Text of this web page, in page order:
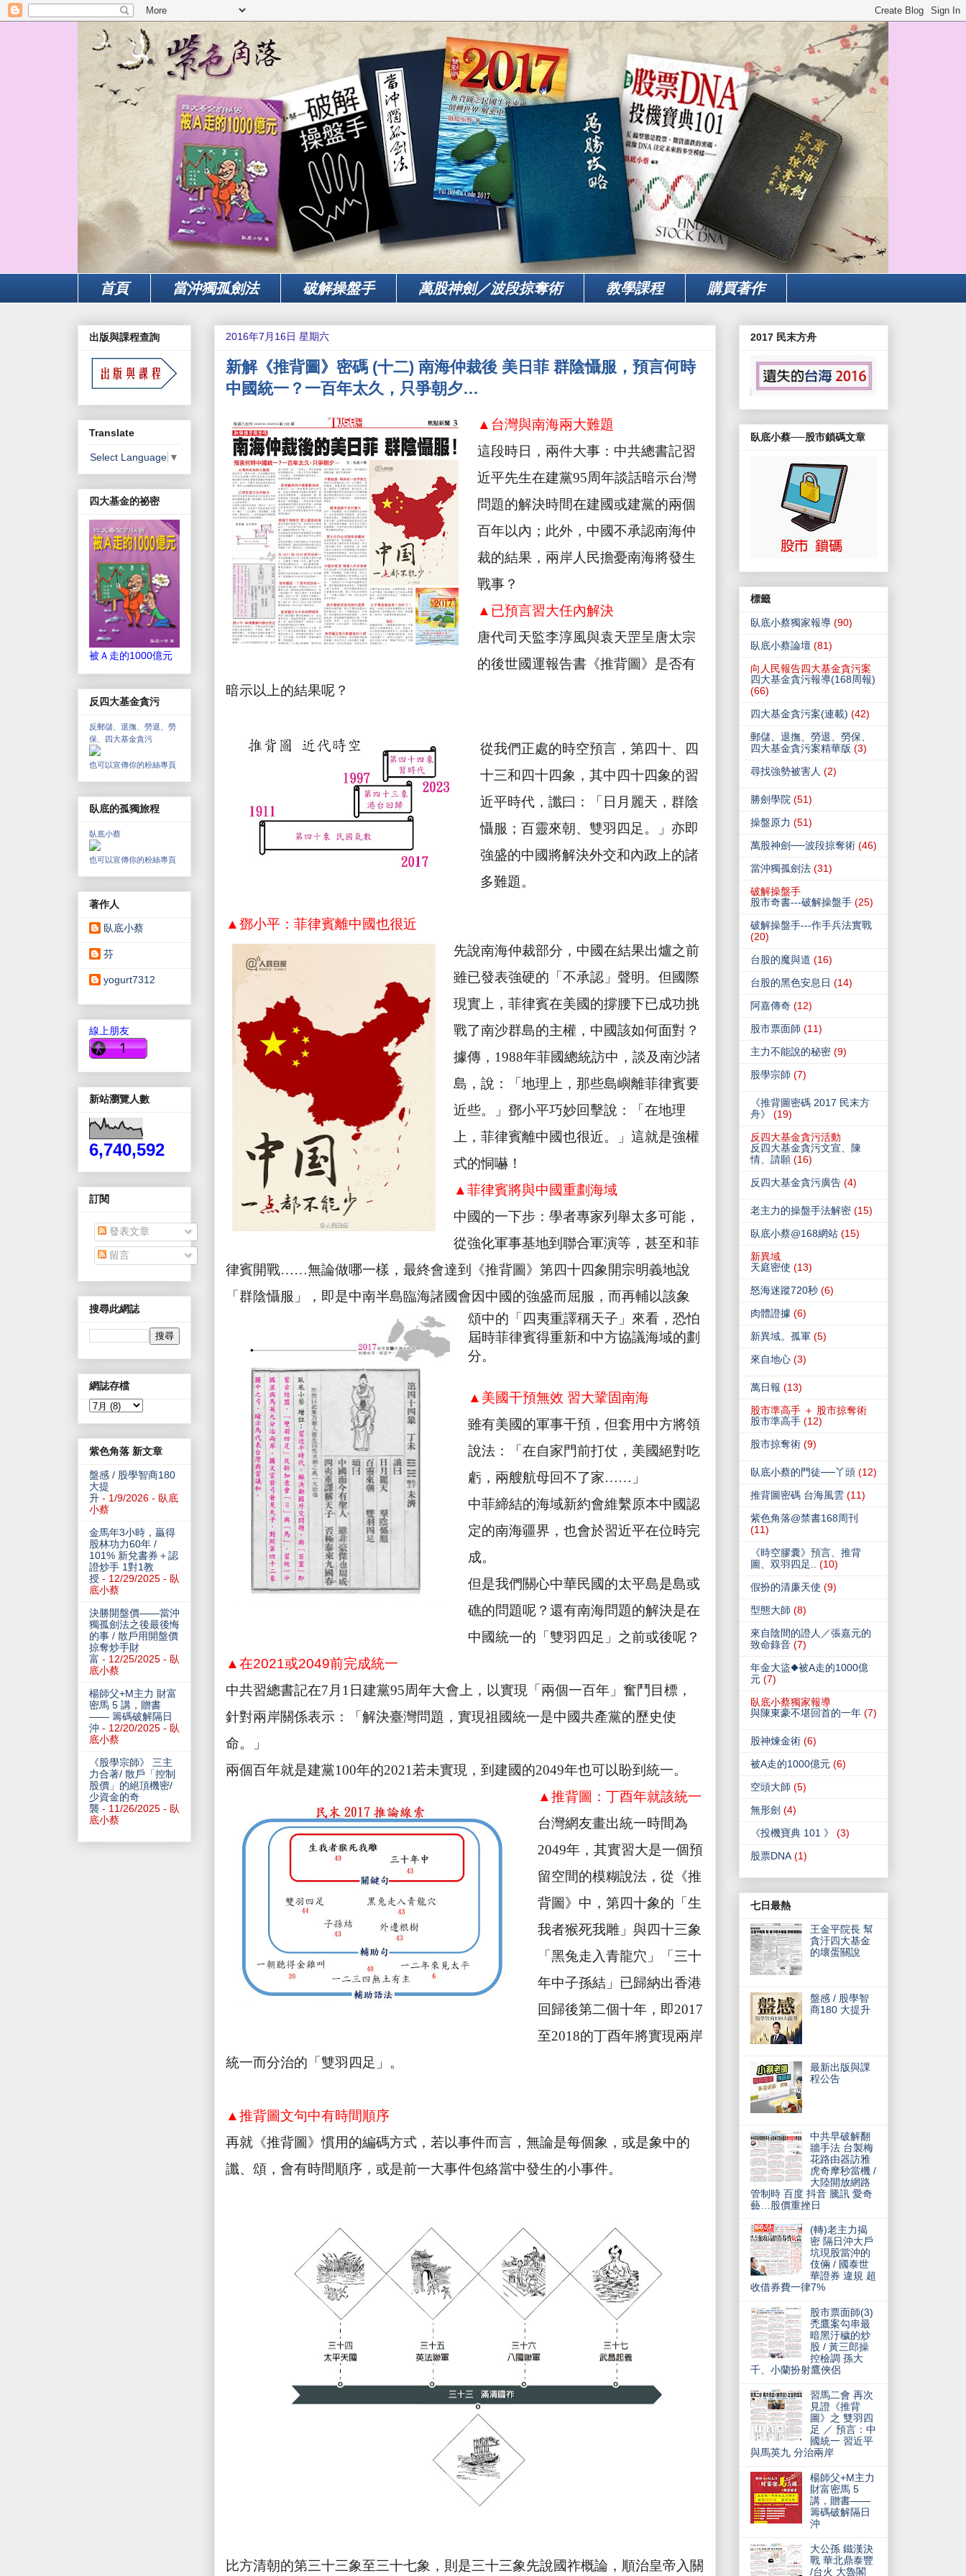
首頁 當沖獨孤劍法 破解操盤手 萬股神劍／波段掠奪術 教學課程 購買著作
2016年7月16日 星期六
新解《推背圖》密碼 (十二) 南海仲裁後 美日菲 群陰懾服，預言何時
中國統一？一百年太久，只爭朝夕…
▲台灣與南海兩大難題
這段時日，兩件大事：中共總書記習
近平先生在建黨95周年談話暗示台灣
問題的解決時間在建國或建黨的兩個
百年以內；此外，中國不承認南海仲
裁的結果，兩岸人民擔憂南海將發生
戰事？
▲已預言習大任內解決
唐代司天監李淳風與袁天罡呈唐太宗
的後世國運報告書《推背圖》是否有
暗示以上的結果呢？
從我們正處的時空預言，第四十、四
十三和四十四象，其中四十四象的習
近平時代，讖曰：「日月麗天，群陰
懾服；百靈來朝、雙羽四足。」亦即
強盛的中國將解決外交和內政上的諸
多難題。
▲鄧小平：菲律賓離中國也很近
先說南海仲裁部分，中國在結果出爐之前
雖已發表強硬的「不承認」聲明。但國際
現實上，菲律賓在美國的撐腰下已成功挑
戰了南沙群島的主權，中國該如何面對？
據傳， 1988年菲國總統訪中，談及南沙諸
島，說：「地理上，那些島嶼離菲律賓要
近些。」鄧小平巧妙回擊說：「在地理
上，菲律賓離中國也很近。」這就是強權
式的恫嚇！
▲菲律賓將與中國重劃海域
中國的一下步：學者專家列舉太多可能，
從強化軍事基地到聯合軍演等，甚至和菲
律賓開戰……無論做哪一樣，最終會達到《推背圖》第四十四象開宗明義地說
「群陰懾服」，即是中南半島臨海諸國會因中國的強盛而屈服，而再輔以該象
頌中的「四夷重譯稱天子」來看，恐怕
屆時菲律賓得重新和中方協議海域的劃
分。
▲美國干預無效 習大鞏固南海
雖有美國的軍事干預，但套用中方將領
說法：「在自家門前打仗，美國絕對吃
虧，兩艘航母回不了家……」
中菲締結的海域新約會維繫原本中國認
定的南海疆界，也會於習近平在位時完
成。
但是我們關心中華民國的太平島是島或
礁的問題呢？還有南海問題的解決是在
中國統一的「雙羽四足」之前或後呢？
▲在2021或2049前完成統一
中共習總書記在7 月 1 日建黨95周年大會上，以實現「兩個一百年」奮鬥目標，
針對兩岸關係表示：「解決臺灣問題，實現祖國統一是中國共產黨的歷史使
命。」
兩個百年就是建黨100年的2021 若未實現，到建國的2049年也可以盼到統一。
▲推背圖：丁酉年就該統一
台灣網友畫出統一時間為
2049年，其實習大是一個預
留空間的模糊說法，從《推
背圖》中，第四十象的「生
我者猴死我雕」與四十三象
「黑兔走入青龍穴」「三十
年中子孫結」已歸納出香港
回歸後第二個十年，即2017
至2018的丁酉年將實現兩岸
統一而分治的「雙羽四足」。
▲推背圖文句中有時間順序
再就《推背圖》慣用的編碼方式，若以事件而言，無論是每個象，或是象中的
讖、頌，會有時間順序，或是前一大事件包絡當中發生的小事件。
比方清朝的第三十三象至三十七象，則是三十三象先說國祚概論，順治皇帝入關
出版與課程查詢
Translate
Select Language ▼
四大基金的祕密
被Ａ走的1000億元
反四大基金貪污
反郵儲、退撫、勞退、勞
保、四大基金貪污
也可以宣傳你的粉絲專頁
臥底的孤獨旅程
臥底小蔡
也可以宣傳你的粉絲專頁
著作人
臥底小蔡
芬
yogurt7312
線上朋友
新站瀏覽人數
6,740,592
訂閱
發表文章
留言
搜尋此網誌
網誌存檔
紫色角落 新文章
盤感 / 股學智商180
大提
升 - 1/9/2026 - 臥底
小蔡
金馬年3小時，贏得
股林功力60年 /
101% 新兌書券＋認
證炒手 1對1教
授 - 12/29/2025 - 臥
底小蔡
決勝開盤價——當沖
獨孤劍法之後最後悔
的事 / 散戶用開盤價
掠奪炒手財
富 - 12/25/2025 - 臥
底小蔡
楊師父+M主力 財富
密馬 5 講，贈書
—— 籌碼破解隔日
沖 - 12/20/2025 - 臥
底小蔡
《股學宗師》 三主
力合著/ 散戶「控制
股價」的絕頂機密/
少資金的奇
襲 - 11/26/2025 - 臥
底小蔡
2017 民末方舟
臥底小蔡──股市鎖碼文章
標籤
臥底小蔡獨家報導 (90)
臥底小蔡論壇 (81)
向人民報告四大基金貪污案
四大基金貪污報導(168周報)
(66)
四大基金貪污案(連載) (42)
郵儲、退撫、勞退、勞保、
四大基金貪污案精華版 (3)
尋找強勢被害人 (2)
勝劍學院 (51)
操盤原力 (51)
萬股神劍──波段掠奪術 (46)
當沖獨孤劍法 (31)
破解操盤手
股市奇書---破解操盤手 (25)
破解操盤手---作手兵法實戰
(20)
台股的魔與道 (16)
台股的黑色安息日 (14)
阿嘉傳奇 (12)
股市票面師 (11)
主力不能說的秘密 (9)
股學宗師 (7)
《推背圖密碼 2017 民末方
舟》
(19)
反四大基金貪污活動
反四大基金貪污文宣、陳
情、請願 (16)
反四大基金貪污廣告 (4)
老主力的操盤手法解密 (15)
臥底小蔡@168網站 (15)
新異域
天庭密使 (13)
怒海迷蹤720秒 (6)
肉體證據 (6)
新異域。孤軍 (5)
來自地心 (3)
萬日報 (13)
股市準高手 ＋ 股市掠奪術
股市準高手 (12)
股市掠奪術 (9)
臥底小蔡的門徒──丫頭 (12)
推背圖密碼 台海風雲 (11)
紫色角落@禁書168周刊
(11)
《時空膠囊》預言、推背
圖、双羽四足..
(10)
假扮的清廉天使 (9)
型態大師 (8)
來自陰間的證人／張嘉元的
致命錄音 (7)
年金大盜◆被A走的1000億
元 (7)
臥底小蔡獨家報導
與陳東豪不堪回首的一年 (7)
股神煉金術 (6)
被A走的1000億元 (6)
空頭大師 (5)
無形劍 (4)
《投機寶典 101 》
(3)
股票DNA (1)
七日最熱
王金平院長 幫
貪汙四大基金
的壞蛋關說
盤感 / 股學智
商180 大提升
最新出版與課
程公告
中共早破解翻
牆手法 台製梅
花路由器訪雅
虎奇摩秒當機 /
大陸開放網路
管制時 百度 抖音 騰訊 愛奇
藝…股價重挫日
(轉)老主力揭
密 隔日沖大戶
坑現股當沖的
伎倆 / 國泰世
華證券 違規 超
收借券費一律7%
股市票面師(3)
禿鷹案勾串最
暗黑汙穢的炒
股 / 黃三郎操
控檢調 孫大
千、小蘭扮射鷹俠侶
習馬二會 再次
見證《推背
圖》之 雙羽四
足 ／ 預言：中
國統一 習近平
與馬英九 分治兩岸
楊師父+M主力
財富密馬 5
講，贈書——
籌碼破解隔日
沖
大公孫 鐵漢決
戰 華北鼎泰豐
/台火 大魯閣